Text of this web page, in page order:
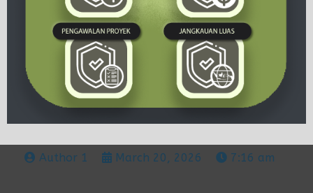
Author 1 March 20, 2026 7:16 am